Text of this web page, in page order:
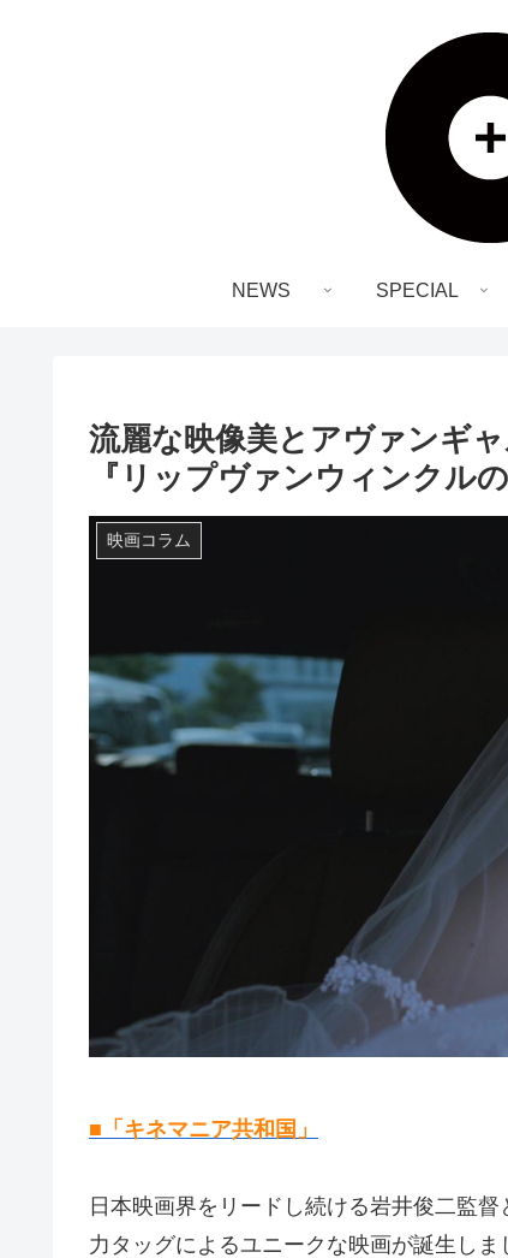
NEWS SPECIAL
流麗な映像美とアヴァンギ
『リップヴァンウィンクルの
映画コラム
■「キネマニア共和国」
日本映画界をリードし続ける岩井俊二監
力タッグによるユニークな映画が誕生し